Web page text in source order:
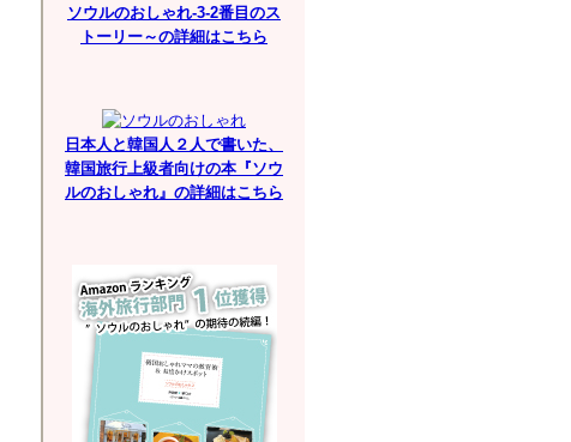
ソウルのおしゃれ-3-2番目のス
トーリー～の詳細はこちら
日本人と韓国人２人で書いた、
韓国旅行上級者向けの本『ソウ
ルのおしゃれ』の詳細はこちら